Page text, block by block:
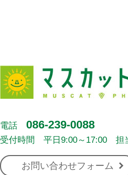
電話 086-239-0088
受付時間 平日9:00～17:00 担
お問い合わせフォーム